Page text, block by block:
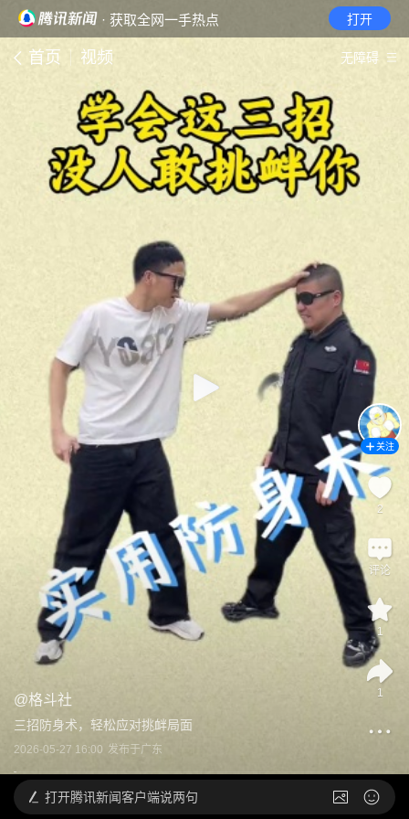
· 获取全网一手热点 打开
首页 视频 无障碍
@格斗社
三招防身术，轻松应对挑衅局面
2026-05-27 16:00 发布于广东
关注
2
评论
1
1
打开腾讯新闻客户端说两句